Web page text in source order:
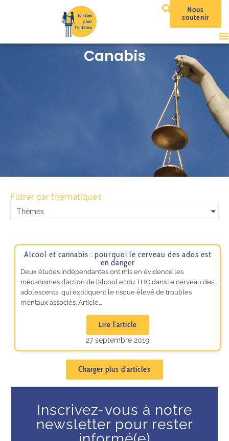
Nous
soutenir
Canabis
Filtrer par thématiques
Thémes
Alcool et cannabis : pourquoi le cerveau des ados est
en danger
Deux études indépendantes ont mis en évidence les
mécanismes d’action de l’alcool et du THC dans le cerveau des
adolescents, qui expliquent le risque élevé de troubles
mentaux associés. Article...
Lire l'article
27 septembre 2019
Charger plus d'articles
Inscrivez-vous à notre
newsletter pour rester